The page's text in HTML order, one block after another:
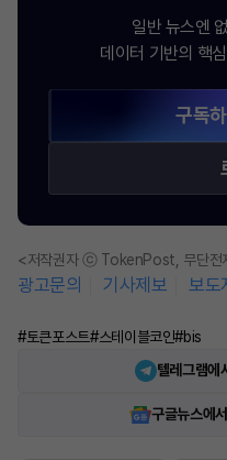
일반 뉴스엔
데이터 기반의 핵
구독
<저작권자 ⓒ TokenPost, 무단전
광고문의 기사제보 보도
#토큰포스트#스테이블코인#bis
텔레그램에
구글뉴스에